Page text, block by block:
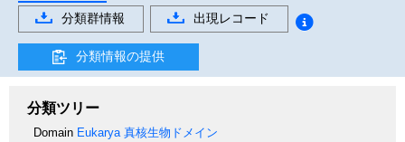
分類群情報
出現レコード
分類情報の提供
分類ツリー
Domain Eukarya 真核生物ドメイン